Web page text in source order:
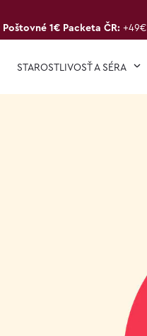
Poštovné 1€ Packeta ČR: +49€
STAROSTLIVOSŤ A SÉRA